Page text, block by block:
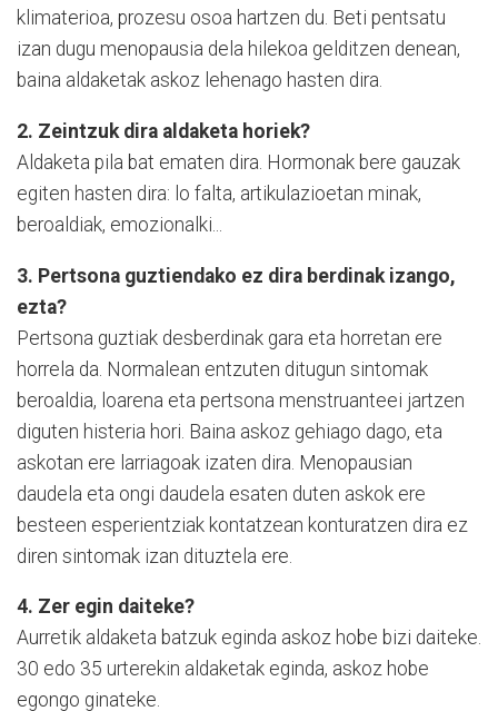
klimaterioa, prozesu osoa hartzen du. Beti pentsatu
izan dugu menopausia dela hilekoa gelditzen denean,
baina aldaketak askoz lehenago hasten dira.
2. Zeintzuk dira aldaketa horiek?
Aldaketa pila bat ematen dira. Hormonak bere gauzak
egiten hasten dira: lo falta, artikulazioetan minak,
beroaldiak, emozionalki...
3. Pertsona guztiendako ez dira berdinak izango,
ezta?
Pertsona guztiak desberdinak gara eta horretan ere
horrela da. Normalean entzuten ditugun sintomak
beroaldia, loarena eta pertsona menstruanteei jartzen
diguten histeria hori. Baina askoz gehiago dago, eta
askotan ere larriagoak izaten dira. Menopausian
daudela eta ongi daudela esaten duten askok ere
besteen esperientziak kontatzean konturatzen dira ez
diren sintomak izan dituztela ere.
4. Zer egin daiteke?
Aurretik aldaketa batzuk eginda askoz hobe bizi daiteke.
30 edo 35 urterekin aldaketak eginda, askoz hobe
egongo ginateke.